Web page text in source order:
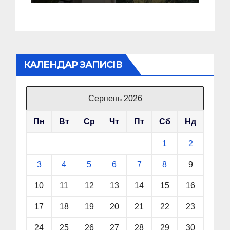
КАЛЕНДАР ЗАПИСІВ
Серпень 2026
Пн Вт Ср Чт Пт Сб Нд
1 2
3 4 5 6 7 8 9
10 11 12 13 14 15 16
17 18 19 20 21 22 23
24 25 26 27 28 29 30